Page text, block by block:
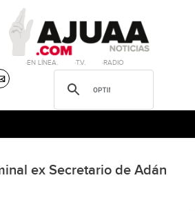
·EN LÍNEA. ·T.V. ·RADIO
ex Secretario de Adán